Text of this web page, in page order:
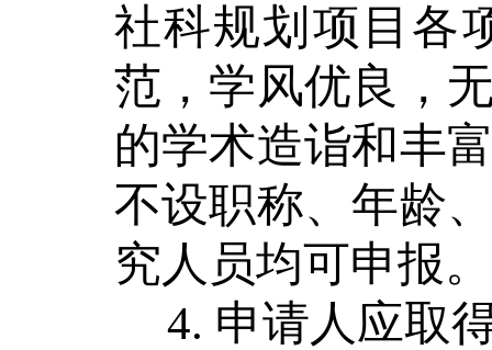
社科规划项目各
范，学风优良，
的学术造诣和丰
不设职称、年龄
究人员均可申报。
4. 申请人 应取